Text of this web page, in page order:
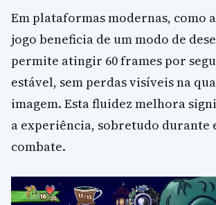
Em plataformas modernas, como
jogo beneficia de um modo de
permite atingir 60 frames por
estável, sem perdas visíveis na
imagem. Esta fluidez melhora
a experiência, sobretudo durante
combate.